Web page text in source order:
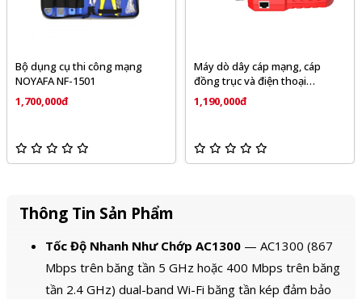
Bộ dụng cụ thi công mạng
NOYAFA NF-1501
1,700,000đ
Máy dò dây cáp mạng, cáp
đồng trục và điện thoại
NOYAFA NF-168S
1,190,000đ
Thông Tin Sản Phẩm
Tốc Độ Nhanh Như Chớp AC1300 — AC1300 (867
Mbps trên băng tần 5 GHz hoặc 400 Mbps trên băng
tần 2.4 GHz) dual-band Wi-Fi băng tần kép đảm bảo